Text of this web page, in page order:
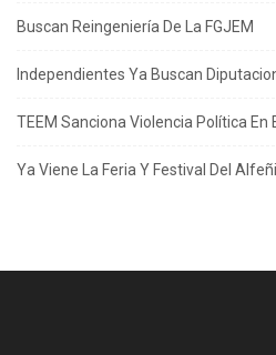
Buscan Reingeniería De La FGJEM
Independientes Ya Buscan
TEEM Sanciona Violencia Política En
Ya Viene La Feria Y Festival Del